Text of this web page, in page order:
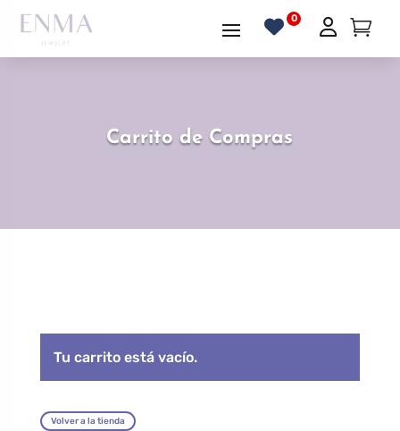
Carrito de Compras
Tu carrito está vacío.
Volver a la tienda